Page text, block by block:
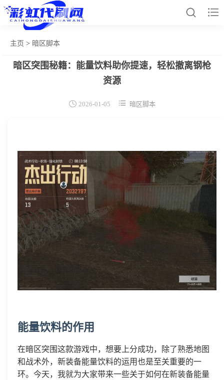


网站首页
辅助卡盟
热门文章
关于我们
主页 > 暗区脚本
暗区突围秘籍：能量饮料助你提速，轻松撤离钢枪
资源
 2026-01-05  暗区脚本
能量饮料的作用
在暗区突围这款游戏中，想要上分成功，除了熟悉地图
和战术外，新装备能量饮料的运用也是至关重要的一
环。今天，我就为大家带来一些关于如何在新装备能量